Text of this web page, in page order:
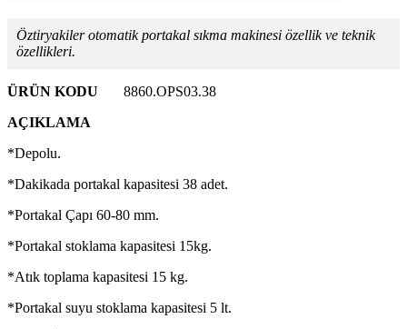
Öztiryakiler otomatik portakal sıkma makinesi özellik ve teknik
özellikleri.
ÜRÜN KODU
8860.OPS03.38
AÇIKLAMA
*Depolu.
*Dakikada portakal kapasitesi 38 adet.
*Portakal Çapı 60-80 mm.
*Portakal stoklama kapasitesi 15kg.
*Atık toplama kapasitesi 15 kg.
*Portakal suyu stoklama kapasitesi 5 lt.